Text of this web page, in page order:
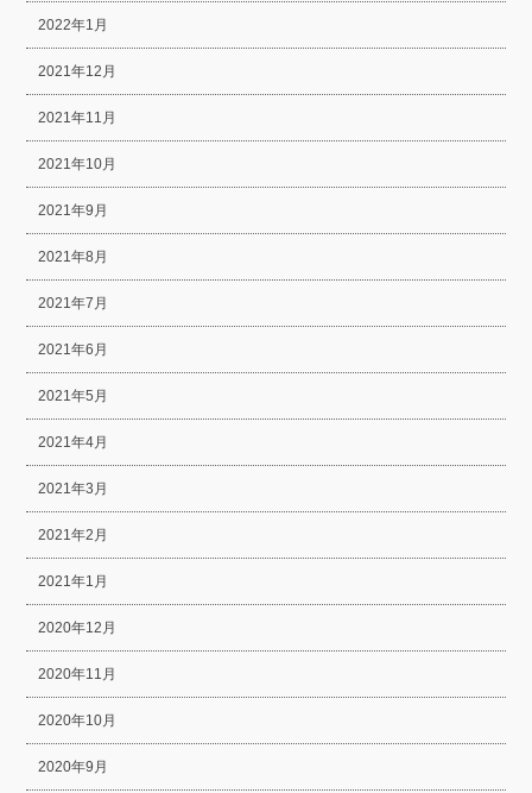
2022年1月
2021年12月
2021年11月
2021年10月
2021年9月
2021年8月
2021年7月
2021年6月
2021年5月
2021年4月
2021年3月
2021年2月
2021年1月
2020年12月
2020年11月
2020年10月
2020年9月